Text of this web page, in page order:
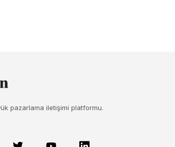
pazarlama iletişimi platformu.